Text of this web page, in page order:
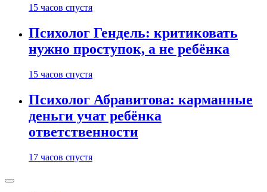
15 часов спустя
Психолог Гендель: критиковать
нужно проступок, а не ребёнка
15 часов спустя
Психолог Абравитова: карманные
деньги учат ребёнка
ответственности
17 часов спустя